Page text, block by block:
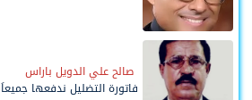
صالح علي الدويل باراس
فاتورة التضليل ندفعها جميعاً